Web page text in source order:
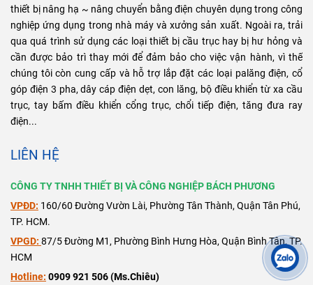
thiết bị nâng hạ ~ nâng chuyển bằng điện chuyên dụng trong công
nghiệp ứng dụng trong nhà máy và xưởng sản xuất. Ngoài ra, trải
qua quá trình sử dụng các loại thiết bị cầu trục hay bị hư hỏng và
cần được bảo trì thay mới để đảm bảo cho việc vận hành, vì thế
chúng tôi còn cung cấp và hỗ trợ lắp đặt các loại palăng điện, cổ
góp điện 3 pha, dây cáp điện dẹt, con lăng, bộ điều khiển từ xa cầu
trục, tay bấm điều khiển cổng trục, chổi tiếp điện, tăng đưa ray
điện...
LIÊN HỆ
CÔNG TY TNHH THIẾT BỊ VÀ CÔNG NGHIỆP BÁCH PHƯƠNG
VPĐD: 160/60 Đường Vườn Lài, Phường Tân Thành, Quận Tân Phú,
TP. HCM.
VPGD: 87/5 Đường M1, Phường Bình Hưng Hòa, Quận Bình Tân, TP.
HCM
Hotline: 0909 921 506 (Ms.Chiêu)